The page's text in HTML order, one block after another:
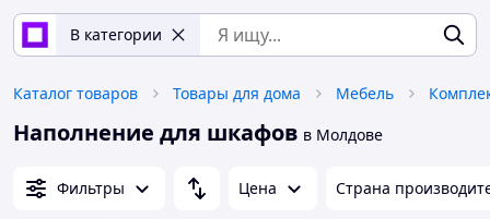
В категории
Каталог товаров Товары для дома Мебель
Наполнение для шкафов в Молдове
Фильтры Цена Страна